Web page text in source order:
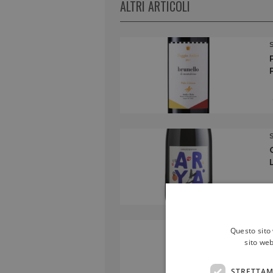
ALTRI ARTICOLI
Questo
sito